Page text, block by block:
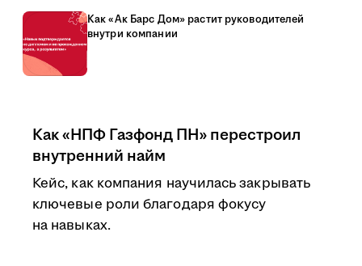
Как «Ак Барс Дом» растит руководителей
внутри компании
Как «НПФ Газфонд ПН» перестроил
внутренний найм
Кейс, как компания научилась закрывать
ключевые роли благодаря фокусу
на навыках.